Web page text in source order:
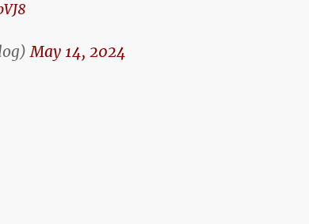
May 14, 2024
Eb-re”